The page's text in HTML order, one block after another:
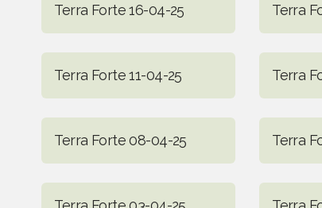
Terra Forte 16-04-25 Terra
Terra Forte 11-04-25 Terra
Terra Forte 08-04-25 Terra